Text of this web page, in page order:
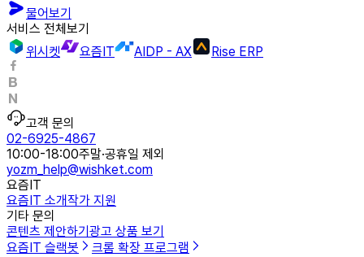
물어보기
서비스 전체보기
위시켓
요즘IT AIDP - AX Rise ERP
고객 문의
02-6925-4867
10:00-18:00주말·공휴일 제외
yozm_help@wishket.com
요즘IT
요즘IT 소개작가 지원
기타 문의
콘텐츠 제안하기 광고 상품 보기
요즘IT 슬랙봇
크롬 확장 프로그램